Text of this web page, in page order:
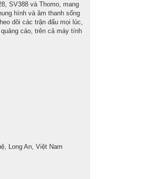
SV388 và Thomo, mang
hình và âm thanh sống
dõi các trận đấu mọi lúc,
cáo, trên cả máy tính
Long An, Việt Nam